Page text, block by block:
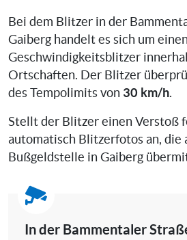
Bei dem Blitzer in der
Gaiberg handelt es sich um
Geschwindigkeitsblitzer
Ortschaften. Der Blitzer
des Tempolimits von 30 km/h.
Stellt der Blitzer einen Verstoß
automatisch Blitzerfotos an, die
Bußgeldstelle in Gaiberg
In der Bammentaler